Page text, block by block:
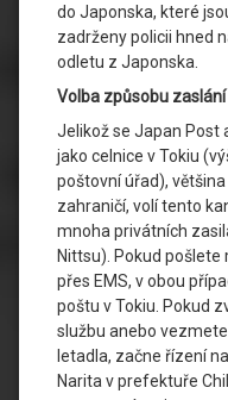
do Japonska, které
zadrženy policii hned
odletu z Japonska.
Volba způsobu
Jelikož se Japan Post
jako celnice v Tokiu
poštovní úřad),
zahraničí, volí tento
mnoha privátních
Nittsu). Pokud
přes EMS, v obou
poštu v Tokiu. Pokud
službu anebo
letadla, začne řízení
Narita v prefektuře